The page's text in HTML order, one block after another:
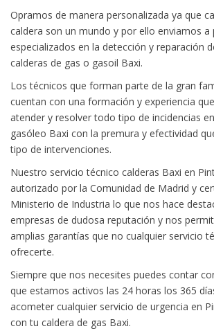
Opramos de manera personalizada ya que
caldera son un mundo y por ello enviamos a
especializados en la detección y reparación
calderas de gas o gasoil Baxi.
Los técnicos que forman parte de la gran
cuentan con una formación y experiencia
atender y resolver todo tipo de incidencias
gasóleo Baxi con la premura y efectividad
tipo de intervenciones.
Nuestro servicio técnico calderas Baxi en
autorizado por la Comunidad de Madrid y
Ministerio de Industria lo que nos hace
empresas de dudosa reputación y nos
amplias garantías que no cualquier servicio
ofrecerte.
Siempre que nos necesites puedes contar
que estamos activos las 24 horas los 365
acometer cualquier servicio de urgencia en
con tu caldera de gas Baxi.